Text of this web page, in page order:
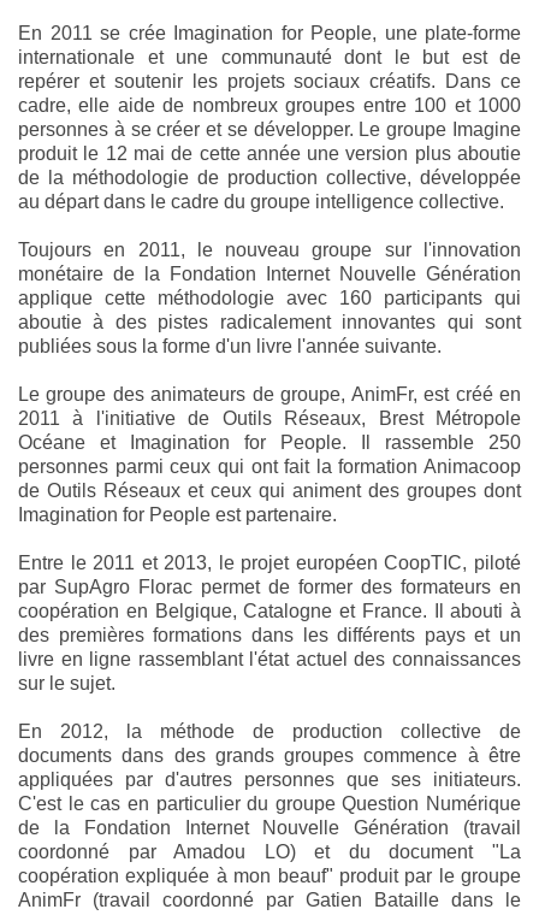
En 2011 se crée Imagination for People, une plate-forme
internationale et une communauté dont le but est de
repérer et soutenir les projets sociaux créatifs. Dans ce
cadre, elle aide de nombreux groupes entre 100 et 1000
personnes à se créer et se développer. Le groupe Imagine
produit le 12 mai de cette année une version plus aboutie
de la méthodologie de production collective, développée
au départ dans le cadre du groupe intelligence collective.
Toujours en 2011, le nouveau groupe sur l'innovation
monétaire de la Fondation Internet Nouvelle Génération
applique cette méthodologie avec 160 participants qui
aboutie à des pistes radicalement innovantes qui sont
publiées sous la forme d'un livre l'année suivante.
Le groupe des animateurs de groupe, AnimFr, est créé en
2011 à l'initiative de Outils Réseaux, Brest Métropole
Océane et Imagination for People. Il rassemble 250
personnes parmi ceux qui ont fait la formation Animacoop
de Outils Réseaux et ceux qui animent des groupes dont
Imagination for People est partenaire.
Entre le 2011 et 2013, le projet européen CoopTIC, piloté
par SupAgro Florac permet de former des formateurs en
coopération en Belgique, Catalogne et France. Il abouti à
des premières formations dans les différents pays et un
livre en ligne rassemblant l'état actuel des connaissances
sur le sujet.
En 2012, la méthode de production collective de
documents dans des grands groupes commence à être
appliquées par d'autres personnes que ses initiateurs.
C'est le cas en particulier du groupe Question Numérique
de la Fondation Internet Nouvelle Génération (travail
coordonné par Amadou LO) et du document "La
coopération expliquée à mon beauf" produit par le groupe
AnimFr (travail coordonné par Gatien Bataille dans le